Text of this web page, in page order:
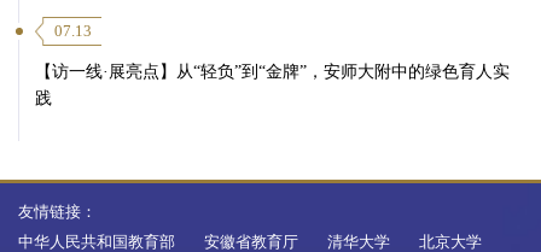
07.13
【访一线·展亮点】从“轻负”到“金牌”，安师大附中的绿色育人实
践
友情链接：
中华人民共和国教育部
安徽省教育厅 清华大学
北京大学